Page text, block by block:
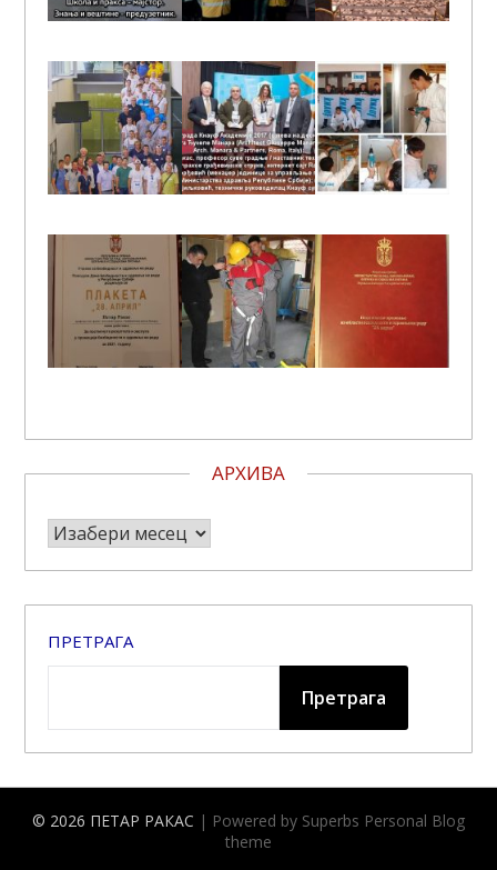
АРХИВА
Архива
ПРЕТРАГА
Претрага
© 2026 ПЕТАР РАКАС | Powered by Superbs Personal Blog
theme